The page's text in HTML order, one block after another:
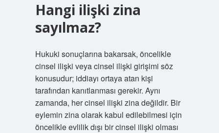
Hangi ilişki zina
sayılmaz?
Hukuki sonuçlarına bakarsak, öncelikle
cinsel ilişki veya cinsel ilişki girişimi söz
konusudur; iddiayı ortaya atan kişi
tarafından kanıtlanması gerekir. Aynı
zamanda, her cinsel ilişki zina değildir. Bir
eylemin zina olarak kabul edilebilmesi için
öncelikle evlilik dışı bir cinsel ilişki olması